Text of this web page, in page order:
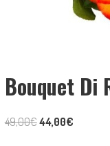
Bouquet Di
49,00€Il
44,00€Il